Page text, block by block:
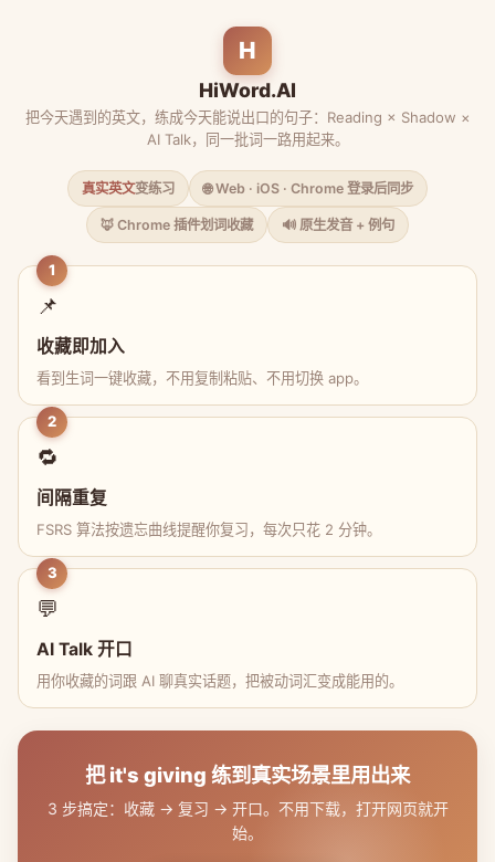
H
HiWord.AI
把今天遇到的英文，练成今天能说出口的句子：Reading × Shadow ×
AI Talk，同一批词一路用起来。
真实英文变练习 🌐 Web · iOS · Chrome 登录后同步
🦊 Chrome 插件划词收藏 🔊 原生发音 + 例句
1
📌
收藏即加入
看到生词一键收藏，不用复制粘贴、不用切换 app。
2
🔁
间隔重复
FSRS 算法按遗忘曲线提醒你复习，每次只花 2 分钟。
3
💬
AI Talk 开口
用你收藏的词跟 AI 聊真实话题，把被动词汇变成能用的。
把 it's giving 练到真实场景里用出来
3 步搞定：收藏 → 复习 → 开口。不用下载，打开网页就开
始。